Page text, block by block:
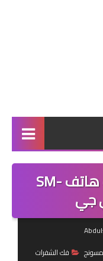
Official
روم فك شفرة وتعريب هاتف SM-
فك الشفرات